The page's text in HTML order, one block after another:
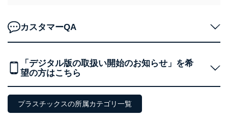
個人データを取り扱う機器等にセキュリティ対策
情報システムの使用に伴う漏洩等の防止
メール等により個人データの含まれるファイルを
送信する場合に、当該ファイルへのパスワードを
設定しています。
個人情報保護マネジメントシステムの継続的改善
カスタマーQA
「デジタル版の取扱い開始のお知らせ」を希
望の方はこちら
プラスチックスの所属カテゴリ一覧